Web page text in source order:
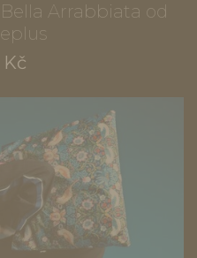
Arrabbiata od
Kč